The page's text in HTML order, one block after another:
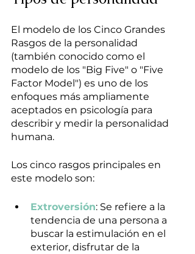
El modelo de los Cinco Grandes
Rasgos de la personalidad
(también conocido como el
modelo de los "Big Five" o "Five
Factor Model") es uno de los
enfoques más ampliamente
aceptados en psicología para
describir y medir la personalidad
humana.
Los cinco rasgos principales en
este modelo son:
Extroversión: Se refiere a la
tendencia de una persona a
buscar la estimulación en el
exterior, disfrutar de la